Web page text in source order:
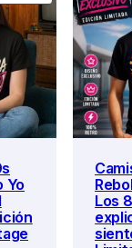
EN
OFERTA
Yo
Los